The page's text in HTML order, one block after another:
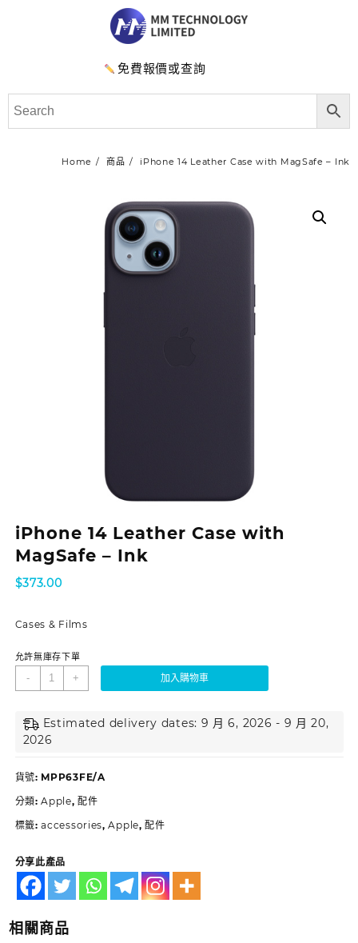
免費報價或查詢
Home 商品 iPhone 14 Leather Case with MagSafe – Ink
iPhone 14 Leather Case with
MagSafe – Ink
$373.00
Cases & Films
允許無庫存下單
- + 加入購物車
Estimated delivery dates: 9 月 6, 2026 - 9 月 20,
2026
貨號: MPP63FE/A
分類:Apple,配件
標籤:accessories,Apple,配件
分享此產品
相關商品